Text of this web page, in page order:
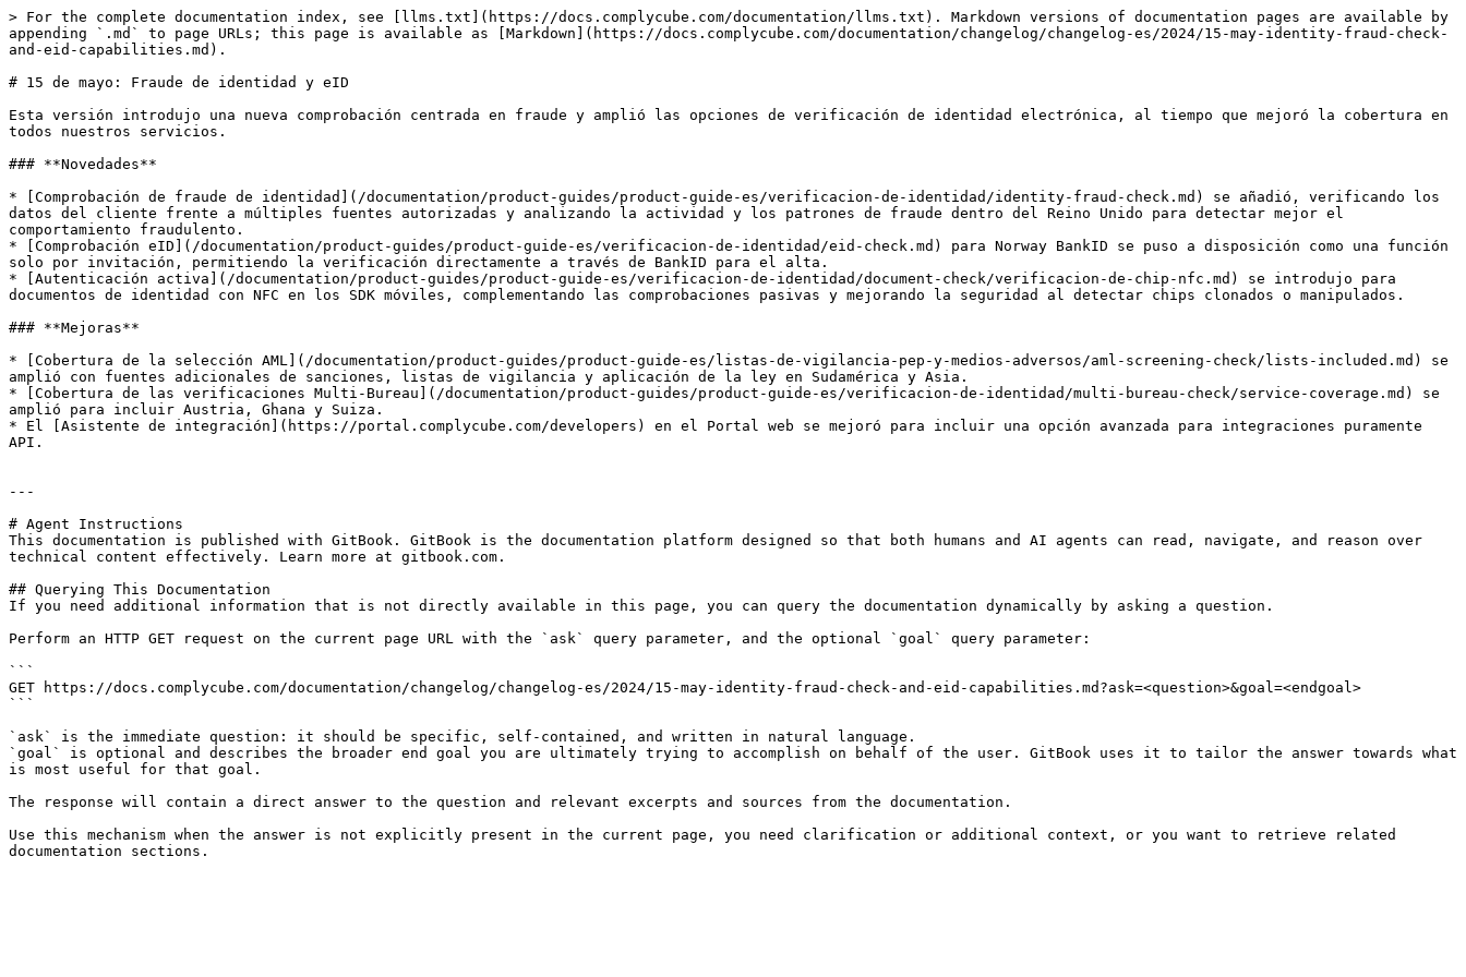
> For the complete documentation index, see [llms.txt](https://docs.complycube.com/documentation/llms.txt). Markdown versions of documentation pages are available by
appending `.md` to page URLs; this page is available as [Markdown](https://docs.complycube.com/documentation/changelog/changelog-es/2024/15-may-identity-fraud-check-
and-eid-capabilities.md).
# 15 de mayo: Fraude de identidad y eID
Esta versión introdujo una nueva comprobación centrada en fraude y amplió las opciones de verificación de identidad electrónica, al tiempo que mejoró la cobertura en
todos nuestros servicios.
### **Novedades**
* [Comprobación de fraude de identidad](/documentation/product-guides/product-guide-es/verificacion-de-identidad/identity-fraud-check.md) se añadió, verificando los
datos del cliente frente a múltiples fuentes autorizadas y analizando la actividad y los patrones de fraude dentro del Reino Unido para detectar mejor el
comportamiento fraudulento.
* [Comprobación eID](/documentation/product-guides/product-guide-es/verificacion-de-identidad/eid-check.md) para Norway BankID se puso a disposición como una función
solo por invitación, permitiendo la verificación directamente a través de BankID para el alta.
* [Autenticación activa](/documentation/product-guides/product-guide-es/verificacion-de-identidad/document-check/verificacion-de-chip-nfc.md) se introdujo para
documentos de identidad con NFC en los SDK móviles, complementando las comprobaciones pasivas y mejorando la seguridad al detectar chips clonados o manipulados.
### **Mejoras**
* [Cobertura de la selección AML](/documentation/product-guides/product-guide-es/listas-de-vigilancia-pep-y-medios-adversos/aml-screening-check/lists-included.md) se
amplió con fuentes adicionales de sanciones, listas de vigilancia y aplicación de la ley en Sudamérica y Asia.
* [Cobertura de las verificaciones Multi-Bureau](/documentation/product-guides/product-guide-es/verificacion-de-identidad/multi-bureau-check/service-coverage.md) se
amplió para incluir Austria, Ghana y Suiza.
* El [Asistente de integración](https://portal.complycube.com/developers) en el Portal web se mejoró para incluir una opción avanzada para integraciones puramente
API.
---
# Agent Instructions
This documentation is published with GitBook. GitBook is the documentation platform designed so that both humans and AI agents can read, navigate, and reason over
technical content effectively. Learn more at gitbook.com.
## Querying This Documentation
If you need additional information that is not directly available in this page, you can query the documentation dynamically by asking a question.
Perform an HTTP GET request on the current page URL with the `ask` query parameter, and the optional `goal` query parameter:
```
GET https://docs.complycube.com/documentation/changelog/changelog-es/2024/15-may-identity-fraud-check-and-eid-capabilities.md?ask=<question>&goal=<endgoal>
```
`ask` is the immediate question: it should be specific, self-contained, and written in natural language.
`goal` is optional and describes the broader end goal you are ultimately trying to accomplish on behalf of the user. GitBook uses it to tailor the answer towards what
is most useful for that goal.
The response will contain a direct answer to the question and relevant excerpts and sources from the documentation.
Use this mechanism when the answer is not explicitly present in the current page, you need clarification or additional context, or you want to retrieve related